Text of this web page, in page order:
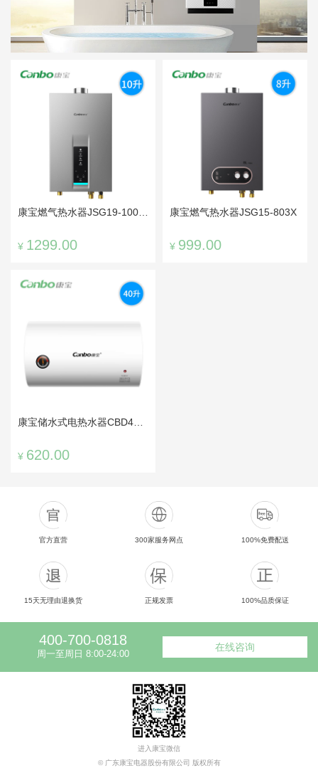
¥ 1299.00
康宝燃气热水器JSG15-803X
¥ 999.00
¥ 620.00
官方直营 300家服务网点 100%免费配送
15天无理由退换货 正规发票 100%品质保证
400-700-0818
周一至周日 8:00-24:00
在线咨询
进入康宝微信
© 广东康宝电器股份有限公司 版权所有